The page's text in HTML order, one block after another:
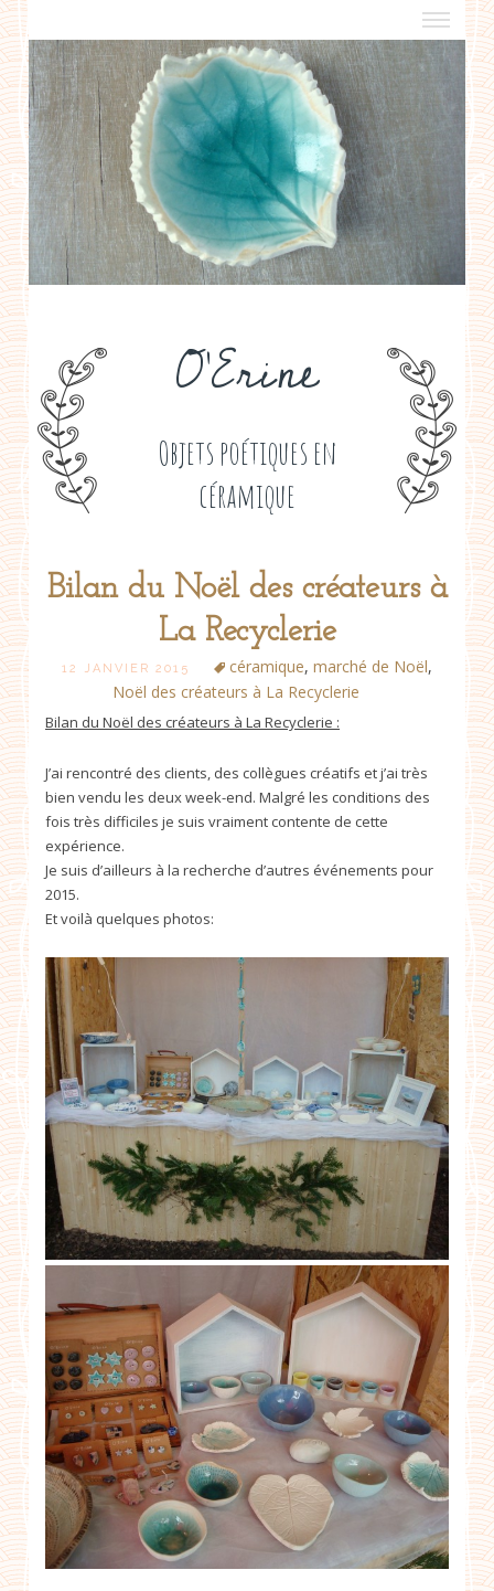
O'Erine
Objets poétiques en
céramique
a propos
boutiques de créateurs
contact
politique de confidentialité
Bilan du Noël des créateurs à
La Recyclerie
12 JANVIER 2015 céramique, marché de Noël,
Noël des créateurs à La Recyclerie
Bilan du Noël des créateurs à La Recyclerie :
J’ai rencontré des clients, des collègues créatifs et j’ai très
bien vendu les deux week-end. Malgré les conditions des
fois très difficiles je suis vraiment contente de cette
expérience.
Je suis d’ailleurs à la recherche d’autres événements pour
2015.
Et voilà quelques photos:
Post
navigation